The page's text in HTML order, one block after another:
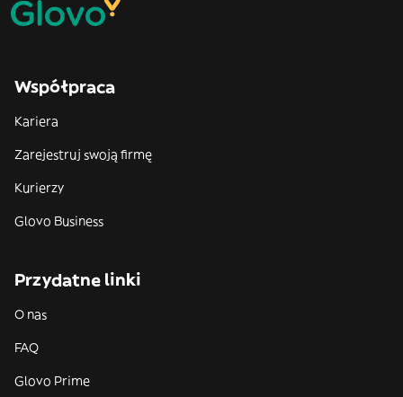
Współpraca
Kariera
Zarejestruj swoją firmę
Kurierzy
Glovo Business
Przydatne linki
O nas
FAQ
Glovo Prime